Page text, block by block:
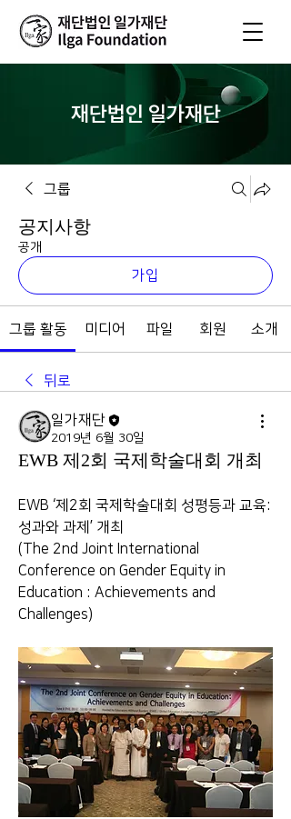
재단법인 일가재단
그룹
공지사항
공개
가입
그룹 활동 미디어 파일 회원 소개
뒤로
일가재단
2019년 6월 30일
EWB 제2회 국제학술대회 개최
EWB ‘제2회 국제학술대회 성평등과 교육:
성과와 과제’ 개최
(The 2nd Joint International
Conference on Gender Equity in
Education : Achievements and
Challenges)